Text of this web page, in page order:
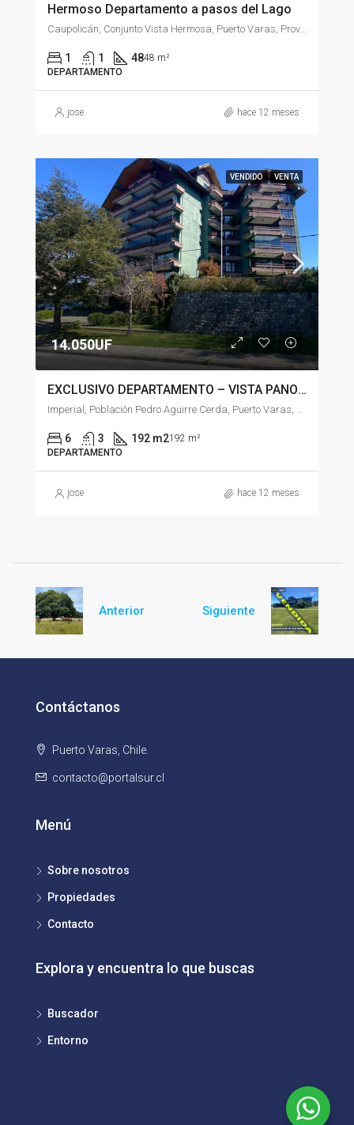
Hermoso Departamento a pasos del Lago
1 1 4848 m²
DEPARTAMENTO
jose hace 12 meses
VENDIDO VENTA
14.050UF
EXCLUSIVO DEPARTAMENTO – VISTA PANORÁMICA AL LAGO Y VOLCANES
Imperial, Población Pedro Aguirre Cerda, Puerto Varas, Provincia de Llanquihue, Región de Los Lagos, 5550988, Chile
6 3 192 m2192 m²
DEPARTAMENTO
jose hace 12 meses
Anterior Siguiente
Contáctanos
Puerto Varas, Chile.
contacto@portalsur.cl
Menú
Sobre nosotros
Propiedades
Contacto
Explora y encuentra lo que buscas
Buscador
Entorno